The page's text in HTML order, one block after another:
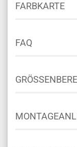
FARBKARTE
FAQ